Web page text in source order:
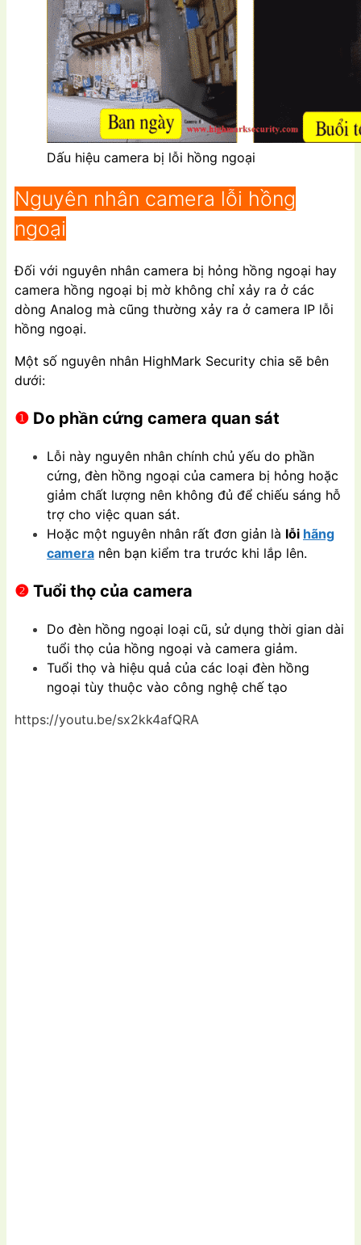
Dấu hiệu camera bị lỗi hồng ngoại
Nguyên nhân camera lỗi hồng
ngoại
Đối với nguyên nhân camera bị hỏng hồng ngoại hay
camera hồng ngoại bị mờ không chỉ xảy ra ở các
dòng Analog mà cũng thường xảy ra ở camera IP lỗi
hồng ngoại.
Một số nguyên nhân HighMark Security chia sẽ bên
dưới:
❶ Do phần cứng camera quan sát
Lỗi này nguyên nhân chính chủ yếu do phần
cứng, đèn hồng ngoại của camera bị hỏng hoặc
giảm chất lượng nên không đủ để chiếu sáng hỗ
trợ cho việc quan sát.
Hoặc một nguyên nhân rất đơn giản là lỗi hãng
camera nên bạn kiểm tra trước khi lắp lên.
❷ Tuổi thọ của camera
Do đèn hồng ngoại loại cũ, sử dụng thời gian dài
tuổi thọ của hồng ngoại và camera giảm.
Tuổi thọ và hiệu quả của các loại đèn hồng
ngoại tùy thuộc vào công nghệ chế tạo
https://youtu.be/sx2kk4afQRA